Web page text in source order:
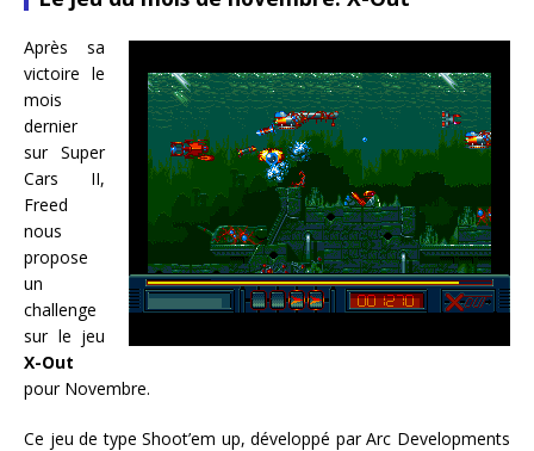
Après sa
victoire le
mois
dernier
sur Super
Cars II,
Freed
nous
propose
un
challenge
sur le jeu
X-Out
pour Novembre.
Ce jeu de type Shoot’em up, développé par Arc Developments